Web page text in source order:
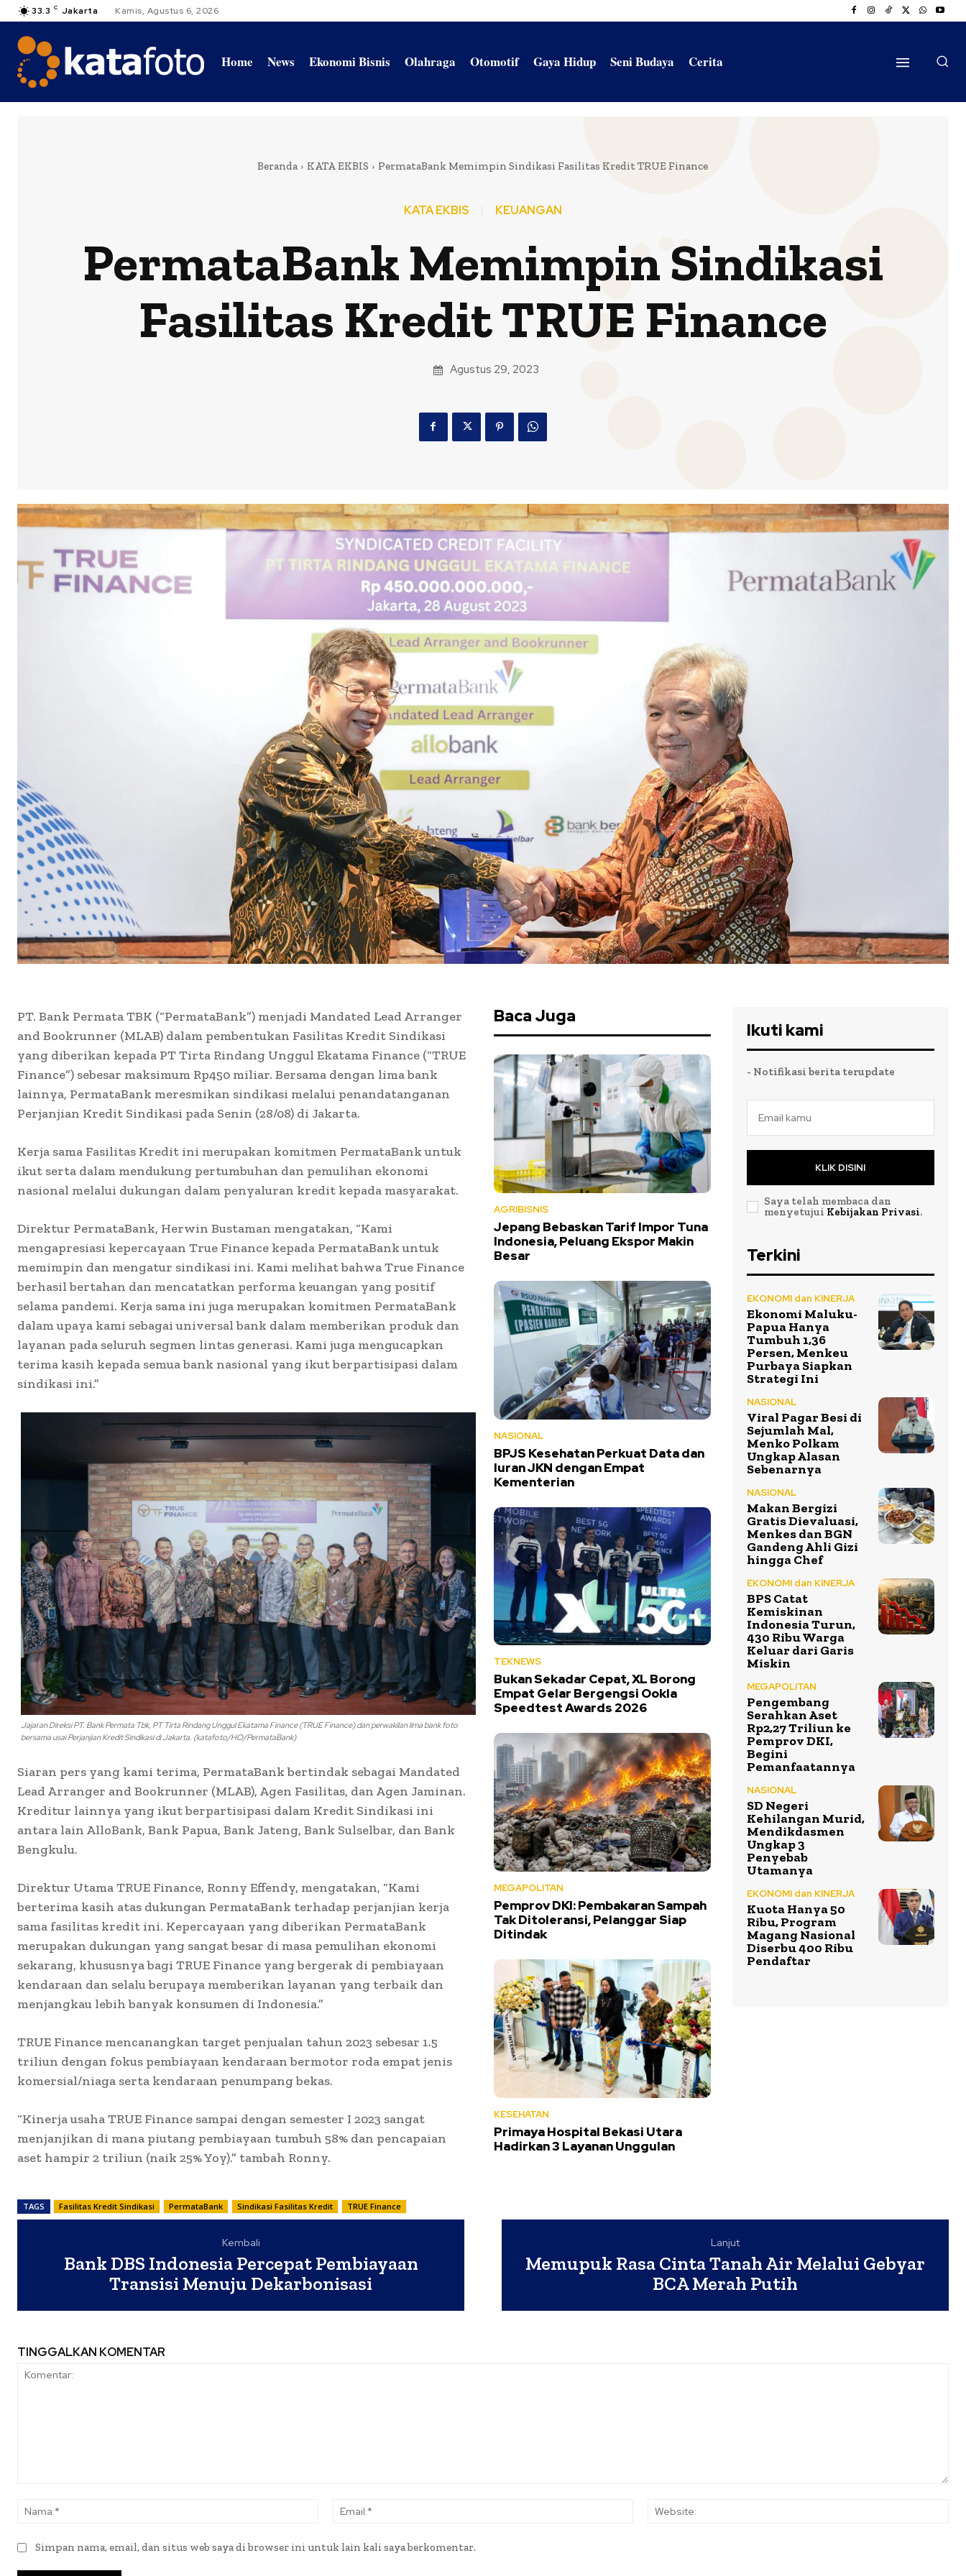
33.3 C Jakarta Kamis, Agustus 6, 2026
Home News Ekonomi Bisnis Olahraga Otomotif Gaya Hidup Seni Budaya Cerita
Beranda KATA EKBIS PermataBank Memimpin Sindikasi Fasilitas Kredit TRUE Finance
KATA EKBIS KEUANGAN
PermataBank Memimpin Sindikasi
Fasilitas Kredit TRUE Finance
Agustus 29, 2023
PT. Bank Permata TBK (“PermataBank”) menjadi Mandated Lead Arranger
and Bookrunner (MLAB) dalam pembentukan Fasilitas Kredit Sindikasi
yang diberikan kepada PT Tirta Rindang Unggul Ekatama Finance (“TRUE
Finance”) sebesar maksimum Rp450 miliar. Bersama dengan lima bank
lainnya, PermataBank meresmikan sindikasi melalui penandatanganan
Perjanjian Kredit Sindikasi pada Senin (28/08) di Jakarta.
Kerja sama Fasilitas Kredit ini merupakan komitmen PermataBank untuk
ikut serta dalam mendukung pertumbuhan dan pemulihan ekonomi
nasional melalui dukungan dalam penyaluran kredit kepada masyarakat.
Direktur PermataBank, Herwin Bustaman mengatakan, “Kami
mengapresiasi kepercayaan True Finance kepada PermataBank untuk
memimpin dan mengatur sindikasi ini. Kami melihat bahwa True Finance
berhasil bertahan dan mencatatkan performa keuangan yang positif
selama pandemi. Kerja sama ini juga merupakan komitmen PermataBank
dalam upaya kami sebagai universal bank dalam memberikan produk dan
layanan pada seluruh segmen lintas generasi. Kami juga mengucapkan
terima kasih kepada semua bank nasional yang ikut berpartisipasi dalam
sindikasi ini.”
Jajaran Direksi PT. Bank Permata Tbk, PT Tirta Rindang Unggul Ekatama Finance (TRUE Finance) dan perwakilan lima bank foto
bersama usai Perjanjian Kredit Sindikasi di Jakarta. (katafoto/HO/PermataBank)
Siaran pers yang kami terima, PermataBank bertindak sebagai Mandated
Lead Arranger and Bookrunner (MLAB), Agen Fasilitas, dan Agen Jaminan.
Kreditur lainnya yang ikut berpartisipasi dalam Kredit Sindikasi ini
antara lain AlloBank, Bank Papua, Bank Jateng, Bank Sulselbar, dan Bank
Bengkulu.
Direktur Utama TRUE Finance, Ronny Effendy, mengatakan, “Kami
berterima kasih atas dukungan PermataBank terhadap perjanjian kerja
sama fasilitas kredit ini. Kepercayaan yang diberikan PermataBank
merupakan dukungan yang sangat besar di masa pemulihan ekonomi
sekarang, khususnya bagi TRUE Finance yang bergerak di pembiayaan
kendaraan dan selalu berupaya memberikan layanan yang terbaik dan
menjangkau lebih banyak konsumen di Indonesia.”
TRUE Finance mencanangkan target penjualan tahun 2023 sebesar 1.5
triliun dengan fokus pembiayaan kendaraan bermotor roda empat jenis
komersial/niaga serta kendaraan penumpang bekas.
“Kinerja usaha TRUE Finance sampai dengan semester I 2023 sangat
menjanjikan di mana piutang pembiayaan tumbuh 58% dan pencapaian
aset hampir 2 triliun (naik 25% Yoy).” tambah Ronny.
TAGS Fasilitas Kredit Sindikasi PermataBank Sindikasi Fasilitas Kredit TRUE Finance
Baca Juga
AGRIBISNIS
Jepang Bebaskan Tarif Impor Tuna
Indonesia, Peluang Ekspor Makin
Besar
NASIONAL
BPJS Kesehatan Perkuat Data dan
Iuran JKN dengan Empat
Kementerian
TEKNEWS
Bukan Sekadar Cepat, XL Borong
Empat Gelar Bergengsi Ookla
Speedtest Awards 2026
MEGAPOLITAN
Pemprov DKI: Pembakaran Sampah
Tak Ditoleransi, Pelanggar Siap
Ditindak
KESEHATAN
Primaya Hospital Bekasi Utara
Hadirkan 3 Layanan Unggulan
Ikuti kami
- Notifikasi berita terupdate
KLIK DISINI
Saya telah membaca dan
menyetujui Kebijakan Privasi.
Terkini
EKONOMI dan KINERJA
Ekonomi Maluku-
Papua Hanya
Tumbuh 1,36
Persen, Menkeu
Purbaya Siapkan
Strategi Ini
NASIONAL
Viral Pagar Besi di
Sejumlah Mal,
Menko Polkam
Ungkap Alasan
Sebenarnya
NASIONAL
Makan Bergizi
Gratis Dievaluasi,
Menkes dan BGN
Gandeng Ahli Gizi
hingga Chef
EKONOMI dan KINERJA
BPS Catat
Kemiskinan
Indonesia Turun,
430 Ribu Warga
Keluar dari Garis
Miskin
MEGAPOLITAN
Pengembang
Serahkan Aset
Rp2,27 Triliun ke
Pemprov DKI,
Begini
Pemanfaatannya
NASIONAL
SD Negeri
Kehilangan Murid,
Mendikdasmen
Ungkap 3
Penyebab
Utamanya
EKONOMI dan KINERJA
Kuota Hanya 50
Ribu, Program
Magang Nasional
Diserbu 400 Ribu
Pendaftar
Kembali
Bank DBS Indonesia Percepat Pembiayaan
Transisi Menuju Dekarbonisasi
Lanjut
Memupuk Rasa Cinta Tanah Air Melalui Gebyar
BCA Merah Putih
TINGGALKAN KOMENTAR
Nama:*
Email:*
Simpan nama, email, dan situs web saya di browser ini untuk lain kali saya berkomentar.